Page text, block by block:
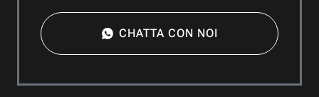
CHATTA CON NOI